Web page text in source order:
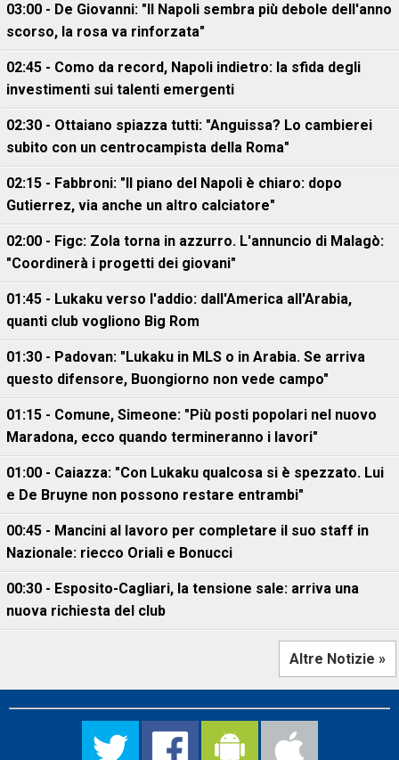
03:00 - De Giovanni: "Il Napoli sembra più debole dell'anno
scorso, la rosa va rinforzata"
02:45 - Como da record, Napoli indietro: la sfida degli
investimenti sui talenti emergenti
02:30 - Ottaiano spiazza tutti: "Anguissa? Lo cambierei
subito con un centrocampista della Roma"
02:15 - Fabbroni: "Il piano del Napoli è chiaro: dopo
Gutierrez, via anche un altro calciatore"
02:00 - Figc: Zola torna in azzurro. L'annuncio di Malagò:
"Coordinerà i progetti dei giovani"
01:45 - Lukaku verso l'addio: dall'America all'Arabia,
quanti club vogliono Big Rom
01:30 - Padovan: "Lukaku in MLS o in Arabia. Se arriva
questo difensore, Buongiorno non vede campo"
01:15 - Comune, Simeone: "Più posti popolari nel nuovo
Maradona, ecco quando termineranno i lavori"
01:00 - Caiazza: "Con Lukaku qualcosa si è spezzato. Lui
e De Bruyne non possono restare entrambi"
00:45 - Mancini al lavoro per completare il suo staff in
Nazionale: riecco Oriali e Bonucci
00:30 - Esposito-Cagliari, la tensione sale: arriva una
nuova richiesta del club
Altre Notizie »